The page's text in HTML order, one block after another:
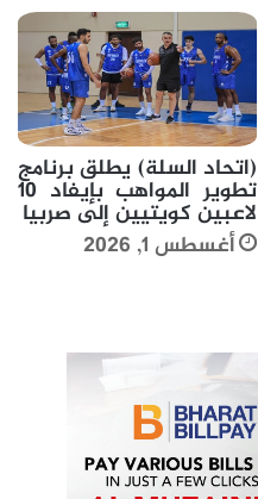
(اتحاد السلة) يطلق برنامج
تطوير المواهب بإيفاد 10
لاعبين كويتيين إلى صربيا
أغسطس 1, 2026